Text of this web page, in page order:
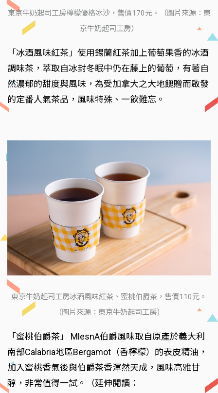
東京牛奶起司工房檸檬優格冰沙，售價170元。（圖片來源：東
京牛奶起司工房）
「冰酒風味紅茶」使用錫蘭紅茶加上葡萄果香的冰酒
調味茶，萃取自冰封冬眠中仍在藤上的葡萄，有著自
然濃郁的甜度與風味，為受加拿大之大地餽贈而啟發
的定番人氣茶品，風味特殊、一飲難忘。
東京牛奶起司工房冰酒風味紅茶、蜜桃伯爵茶，售價110元。
（圖片來源：東京牛奶起司工房）
「蜜桃伯爵茶」 MlesnA伯爵風味取自原產於義大利
南部Calabria地區Bergamot（香檸檬）的表皮精油，
加入蜜桃香氣後與伯爵茶香渾然天成，風味高雅甘
醇，非常值得一試。（延伸閱讀：